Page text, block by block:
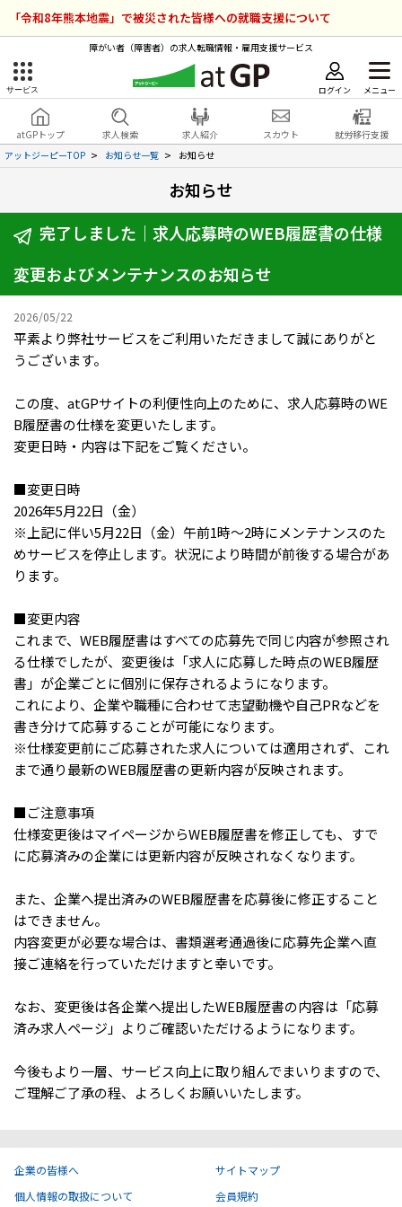
「令和8年熊本地震」で被災された皆様への就職支援について
障がい者（障害者）の求人転職情報・雇用支援サービス
サービス ログイン メニュー
atGPトップ 求人検索 求人紹介 スカウト
就労移行支援
アットジーピーTOP
お知らせ一覧 お知らせ
お知らせ
完了しました｜求人応募時の​WEB履歴書の​仕様
変更および​メンテナンスの​お知らせ
2026/05/22
平素より弊社サービスをご利用いただきまして誠にありがと
うございます。
この度、atGPサイトの利便性向上のために、求人応募時のWE
B履歴書の仕様を変更いたします。
変更日時・内容は下記をご覧ください。
■変更日時
2026年5月22日（金）
※上記に伴い5月22日（金）午前1時～2時にメンテナンスのた
めサービスを停止します。状況により時間が前後する場合があ
ります。
■変更内容
これまで、WEB履歴書はすべての応募先で同じ内容が参照され
る仕様でしたが、変更後は「求人に応募した時点のWEB履歴
書」が企業ごとに個別に保存されるようになります。
これにより、企業や職種に合わせて志望動機や自己PRなどを
書き分けて応募することが可能になります。
※仕様変更前にご応募された求人については適用されず、これ
まで通り最新のWEB履歴書の更新内容が反映されます。
■ご注意事項
仕様変更後はマイページからWEB履歴書を修正しても、すで
に応募済みの企業には更新内容が反映されなくなります。
また、企業へ提出済みのWEB履歴書を応募後に修正すること
はできません。
内容変更が必要な場合は、書類選考通過後に応募先企業へ直
接ご連絡を行っていただけますと幸いです。
なお、変更後は各企業へ提出したWEB履歴書の内容は「応募
済み求人ページ」よりご確認いただけるようになります。
今後もより一層、サービス向上に取り組んでまいりますので、
ご理解ご了承の程、よろしくお願いいたします。
企業の皆様へ
サイトマップ
個人情報の取扱について
会員規約
障害者雇用のアットジーピー
サービスラインナップ
障害者専門の就転職支援サービス
障害者アスリート専門の就転職支援サービス
ハイスキルな障害者の転職支援サービス
障害のある新卒学生専門の就職エージェントサービス
求人検索・スカウトサービス
障害者専門の求人検索・スカウトサービス
就労移行支援サービス
障害別専門支援の就労移行支援サービス
IT・Web制作スキルを身につける就労移行支援サービス
ソーシャルファームサービス
しいたけ生産で実現する
新しい障害者雇用支援サービス
ご利用ガイド
ログイン 会員登録 無料
各種サービス
求人を検索する
求人を紹介してもらう
就労移行支援サービス
就職・転職ノウハウ
お問い合わせ・よくある質問
お問い合わせ
よくある質問
採用をお考えの企業様はこちら
メニューを閉じる